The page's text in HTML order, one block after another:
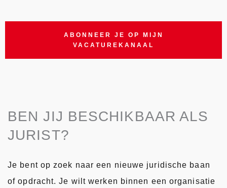
ABONNEER JE OP MIJN
VACATUREKANAAL
BEN JIJ BESCHIKBAAR ALS
JURIST?
Je bent op zoek naar een nieuwe juridische baan
of opdracht. Je wilt werken binnen een organisatie